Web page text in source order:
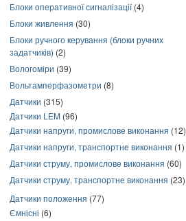
Блоки оперативної сигналізації(4)
Блоки живлення (30)
Блоки ручного керування (блоки ручних
задатчиків) (2)
Вологоміри (39)
Вольтамперфазометри (8)
Датчики (315)
Датчики LEM (96)
Датчики напруги, промислове виконання (12)
Датчики напруги, транспортне виконання (1)
Датчики струму, промислове виконання (60)
Датчики струму, транспортне виконання (23)
Датчики положення (77)
Ємнісні (6)